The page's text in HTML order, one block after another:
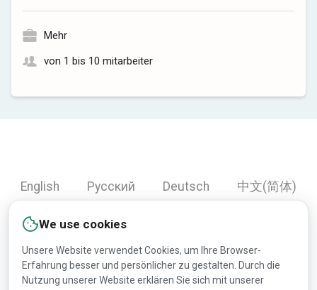
Mehr
von 1 bis 10 mitarbeiter
We use cookies
Unsere Website verwendet Cookies, um Ihre Browser-
Erfahrung besser und persönlicher zu gestalten. Durch die
Nutzung unserer Website erklären Sie sich mit unserer
English Русский Deutsch
中文(简体)
العربية
Türkçe